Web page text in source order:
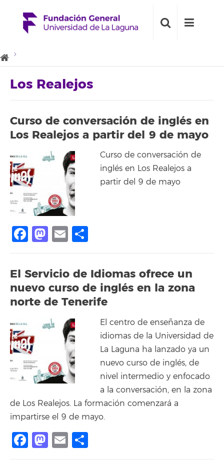
Los Realejos
Curso de conversación de inglés en
Los Realejos a partir del 9 de mayo
Curso de conversación de
inglés en Los Realejos a
partir del 9 de mayo
Facebook
Mastodon
Email
El Servicio de Idiomas ofrece un
nuevo curso de inglés en la zona
norte de Tenerife
El centro de enseñanza de
idiomas de la Universidad de
La Laguna ha lanzado ya un
nuevo curso de inglés, de
nivel intermedio y enfocado
a la conversación, en la zona
de Los Realejos. La formación comenzará a
impartirse el 9 de mayo.
Facebook
Mastodon
Email